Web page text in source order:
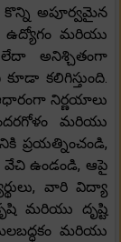
అపూర్వమైన
ఉద్యోగం మరియు
లేదా అనిశ్చితంగా
కలిగిస్తుంది.
నిర్ణయాలు
మరియు
ప్రయత్నించండి,
వేచి ఉండండి, ఆపై
వారి విద్యా
మరియు దృష్టి
మరియు